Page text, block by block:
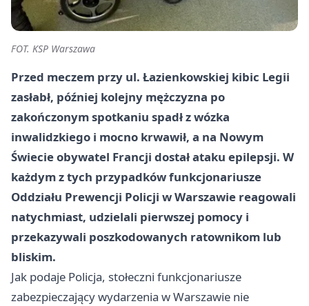
FOT. KSP Warszawa
Przed meczem przy ul. Łazienkowskiej kibic Legii
zasłabł, później kolejny mężczyzna po
zakończonym spotkaniu spadł z wózka
inwalidzkiego i mocno krwawił, a na Nowym
Świecie obywatel Francji dostał ataku epilepsji. W
każdym z tych przypadków funkcjonariusze
Oddziału Prewencji Policji w Warszawie reagowali
natychmiast, udzielali pierwszej pomocy i
przekazywali poszkodowanych ratownikom lub
bliskim.
Jak podaje Policja, stołeczni funkcjonariusze
zabezpieczający wydarzenia w Warszawie nie